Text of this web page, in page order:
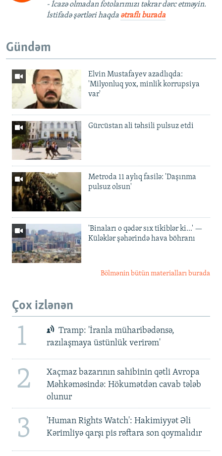
- İcazə olmadan fotolarımızı təkrar dərc etməyin.
İstifadə şərtləri haqda ətraflı burada
Gündəm
Elvin Mustafayev azadlıqda:
'Milyonluq yox, minlik korrupsiya
var'
Gürcüstan ali təhsili pulsuz etdi
Metroda 11 aylıq fasilə: 'Daşınma
pulsuz olsun'
'Binaları o qədər sıx tikiblər ki...' —
Küləklər şəhərində hava böhranı
Bölmənin bütün materialları burada
Çox izlənən
1
Tramp: 'İranla müharibədənsə,
razılaşmaya üstünlük verirəm'
2
Xaçmaz bazarının sahibinin qətli Avropa
Məhkəməsində: Hökumətdən cavab tələb
olunur
3
'Human Rights Watch': Hakimiyyət Əli
Kərimliyə qarşı pis rəftara son qoymalıdır